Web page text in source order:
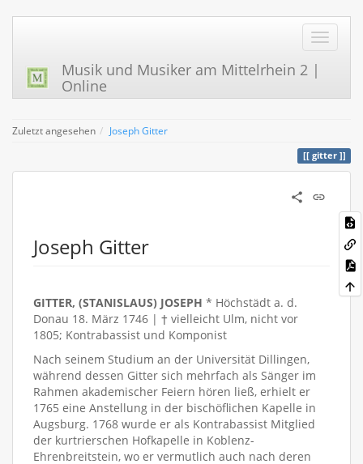
Musik und Musiker am Mittelrhein 2 |
Online
Zuletzt angesehen Joseph Gitter
gitter
Joseph Gitter
GITTER, (STANISLAUS) JOSEPH * Höchstädt a. d.
Donau 18. März 1746 | † vielleicht Ulm, nicht vor
1805; Kontrabassist und Komponist
Nach seinem Studium an der Universität Dillingen,
während dessen Gitter sich mehrfach als Sänger im
Rahmen akademischer Feiern hören ließ, erhielt er
1765 eine Anstellung in der bischöflichen Kapelle in
Augsburg. 1768 wurde er als Kontrabassist Mitglied
der kurtrierschen Hofkapelle in Koblenz-
Ehrenbreitstein, wo er vermutlich auch nach deren